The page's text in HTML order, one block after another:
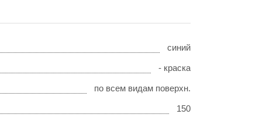
синий
- краска
по всем видам поверхн.
150